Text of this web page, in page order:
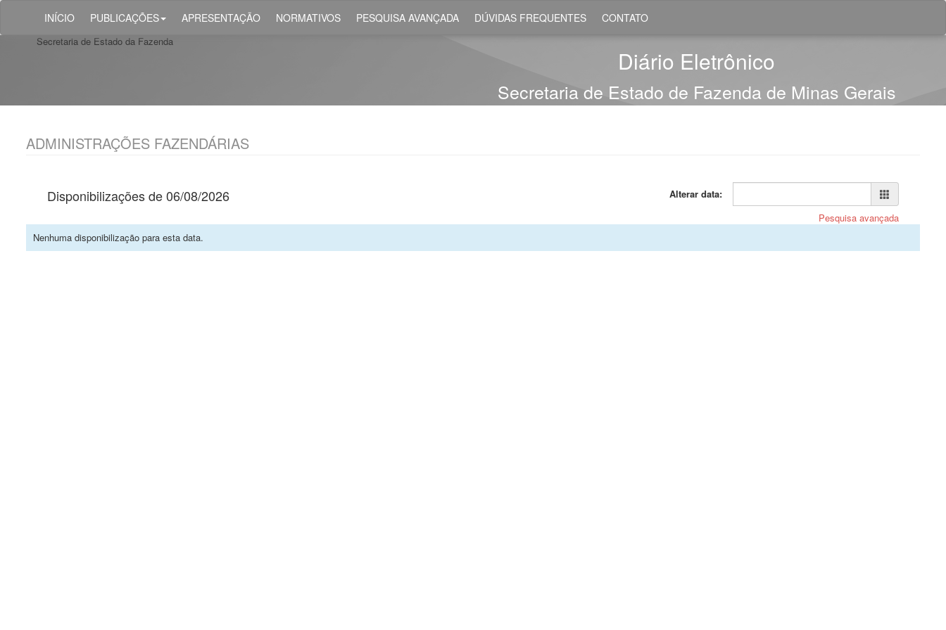
INÍCIO PUBLICAÇÕES APRESENTAÇÃO NORMATIVOS PESQUISA AVANÇADA DÚVIDAS FREQUENTES CONTATO
Secretaria de Estado da Fazenda
Diário Eletrônico
Secretaria de Estado de Fazenda de Minas Gerais
ADMINISTRAÇÕES FAZENDÁRIAS
Disponibilizações de 06/08/2026
Alterar data:
Pesquisa avançada
Nenhuma disponibilização para esta data.